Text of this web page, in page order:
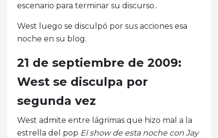
escenario para terminar su discurso..
West luego se disculpó por sus acciones esa
noche en su blog.
21 de septiembre de 2009:
West se disculpa por
segunda vez
West admite entre lágrimas que hizo mal a la
estrella del pop El show de esta noche con Jay